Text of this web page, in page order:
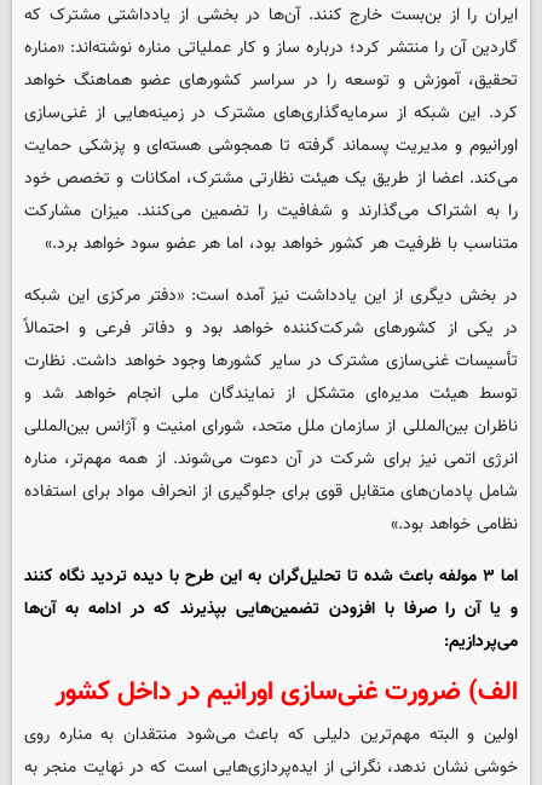
ایران را از بن‌بست خارج کنند. آن‌ها در بخشی از یادداشتی مشترک که
گاردین آن را منتشر کرد؛ درباره ساز و کار عملیاتی مناره نوشته‌اند: «مناره
تحقیق، آموزش و توسعه را در سراسر کشورهای عضو هماهنگ خواهد
کرد. این شبکه از سرمایه‌گذاری‌های مشترک در زمینه‌هایی از غنی‌سازی
اورانیوم و مدیریت پسماند گرفته تا همجوشی هسته‌ای و پزشکی حمایت
می‌کند. اعضا از طریق یک هیئت نظارتی مشترک، امکانات و تخصص خود
را به اشتراک می‌گذارند و شفافیت را تضمین می‌کنند. میزان مشارکت
متناسب با ظرفیت هر کشور خواهد بود، اما هر عضو سود خواهد برد.»
در بخش دیگری از این یادداشت نیز آمده است: «دفتر مرکزی این شبکه
در یکی از کشورهای شرکت‌کننده خواهد بود و دفاتر فرعی و احتمالاً
تأسیسات غنی‌سازی مشترک در سایر کشورها وجود خواهد داشت. نظارت
توسط هیئت مدیره‌ای متشکل از نمایندگان ملی انجام خواهد شد و
ناظران بین‌المللی از سازمان ملل متحد، شورای امنیت و آژانس بین‌المللی
انرژی اتمی نیز برای شرکت در آن دعوت می‌شوند. از همه مهم‌تر، مناره
شامل پادمان‌های متقابل قوی برای جلوگیری از انحراف مواد برای استفاده
نظامی خواهد بود.»
اما ۳ مولفه باعث شده تا تحلیل‌گران به این طرح با دیده تردید نگاه کنند
و یا آن را صرفا با افزودن تضمین‌هایی بپذیرند که در ادامه به آن‌ها
می‌پردازیم:
الف) ضرورت غنی‌سازی اورانیم در داخل کشور
اولین و البته مهم‌ترین دلیلی که باعث می‌شود منتقدان به مناره روی
خوشی نشان ندهد، نگرانی از ایده‌پردازی‌هایی است که در نهایت منجر به